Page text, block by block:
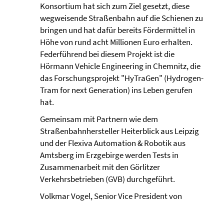
Konsortium hat sich zum Ziel gesetzt, diese
wegweisende Straßenbahn auf die Schienen zu
bringen und hat dafür bereits Fördermittel in
Höhe von rund acht Millionen Euro erhalten.
Federführend bei diesem Projekt ist die
Hörmann Vehicle Engineering in Chemnitz, die
das Forschungsprojekt "HyTraGen" (Hydrogen-
Tram for next Generation) ins Leben gerufen
hat.
Gemeinsam mit Partnern wie dem
Straßenbahnhersteller Heiterblick aus Leipzig
und der Flexiva Automation & Robotik aus
Amtsberg im Erzgebirge werden Tests in
Zusammenarbeit mit den Görlitzer
Verkehrsbetrieben (GVB) durchgeführt.
Volkmar Vogel, Senior Vice President von